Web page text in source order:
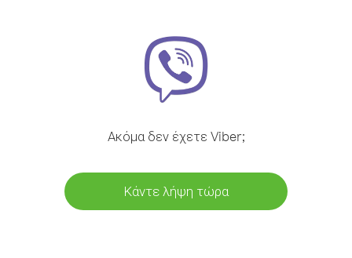
Ακόμα δεν έχετε Viber;
Κάντε λήψη τώρα